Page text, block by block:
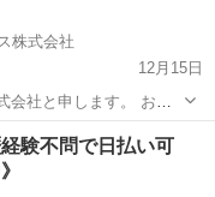
株式会社
12月15日
会社と申します。 お仕
営しているマザーズ上場
します❗️ ...
験不問で日払い可